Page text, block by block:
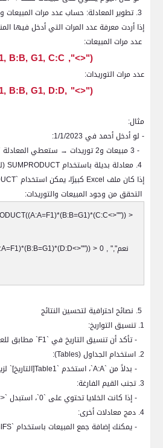
3. تطوير المعادلة: حساب عدد مرات المبيعات والتوريدات
إذا أردت معرفة عدد المرات التي أدخل فيها
عدد مرات المبيعات:
B:B, G1, C:C ,"<>")
عدد مرات التوريدات:
B:B, G1, D:D, ("<>"
مثال:
- لو أدخل أحمد في 1/1/2023:
- 3 مبيعات و2 توريدات → ستعطي المعادلة `3` و`2`.
4. معادلة بديلة باستخدام
SUMPRODUCT
إذا كان ملف Excel كبيرًا، يمكن استخدام `
التحقق من وجود المبيعات والتوريدات:
>
> 0 , "نعم",
5. نصائح احترافية لتحسين النتائج
1. تنسيق التواريخ:
- تأكد أن تنسيق التاريخ في `F1` مطابق
2. استخدام الجداول (
Tables
):
- بدلاً من `A:A`، استخدم `Table1[التاريخ]`
3. تجنب القيم الفارغة:
- إذا كانت الخلايا تحتوي على `0`، استبدل `<> بـ `>=0.
4. دمج معادلات أخرى:
- يمكنك إضافة جمع المبيعات باستخدام `